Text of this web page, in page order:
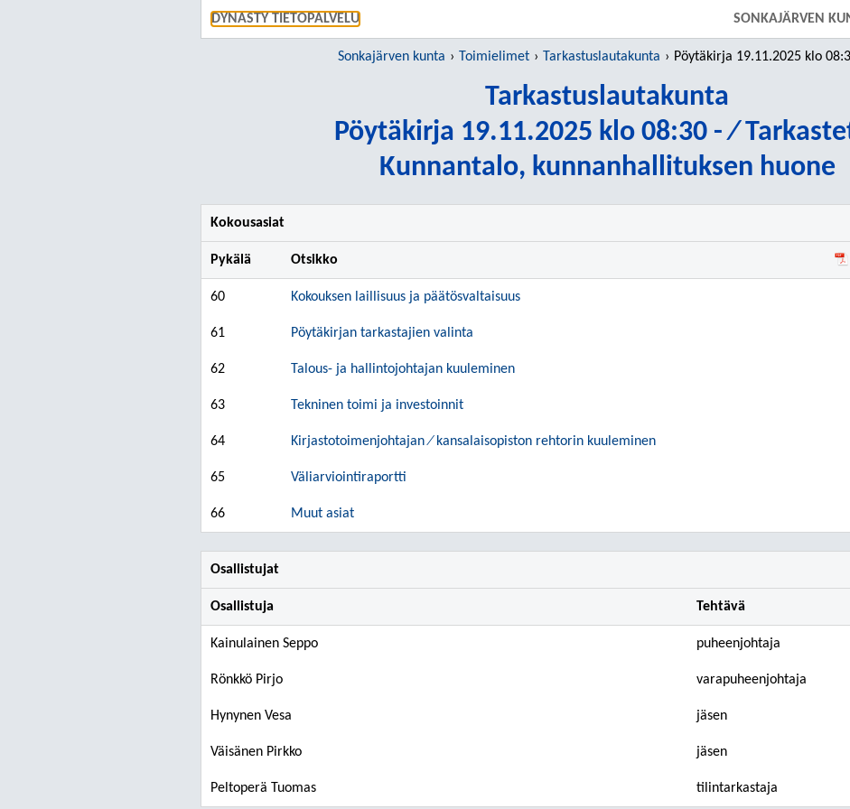
DYNASTY TIETOPALVELU SONKAJÄRVEN
Sonkajärven kunta Toimielimet Tarkastuslautakunta Pöytäkirja 19.11.2025 klo 08:30 - ⁄
Tarkastuslautakunta
Pöytäkirja 19.11.2025 klo 08:30 - ⁄
Kunnantalo, kunnanhallituksen huone
Kokousasiat
Pykälä Otsikko
60 Kokouksen laillisuus ja päätösvaltaisuus
61 Pöytäkirjan tarkastajien valinta
62 Talous- ja hallintojohtajan kuuleminen
63 Tekninen toimi ja investoinnit
64 Kirjastotoimenjohtajan ⁄ kansalaisopiston rehtorin kuuleminen
65 Väliarviointiraportti
66 Muut asiat
Osallistujat
Osallistuja Tehtävä
Kainulainen Seppo puheenjohtaja
Rönkkö Pirjo varapuheenjohtaja
Hynynen Vesa jäsen
Väisänen Pirkko jäsen
Peltoperä Tuomas tilintarkastaja